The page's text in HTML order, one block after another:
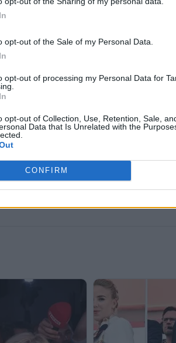
opt-out of the Sale of my Personal Data.
opt-out of processing my Personal Data for
opt-out of Collection, Use, Retention, Sale,
Data that Is Unrelated with the
CONFIRM